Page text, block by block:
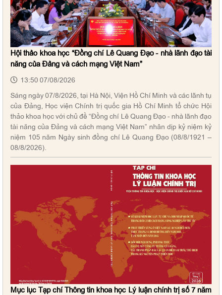
Hội thảo khoa học “Đồng chí Lê Quang Đạo - nhà lãnh đạo tài
năng của Đảng và cách mạng Việt Nam”
13:50 07/08/2026
Sáng ngày 07/8/2026, tại Hà Nội, Viện Hồ Chí Minh và các lãnh tụ
của Đảng, Học viện Chính trị quốc gia Hồ Chí Minh tổ chức Hội
thảo khoa học với chủ đề “Đồng chí Lê Quang Đạo - nhà lãnh đạo
tài năng của Đảng và cách mạng Việt Nam” nhân dịp kỷ niệm kỷ
niệm 105 năm Ngày sinh đồng chí Lê Quang Đạo (08/8/1921 –
08/8/2026).
Mục lục Tạp chí Thông tin khoa học Lý luận chính trị số 7 năm